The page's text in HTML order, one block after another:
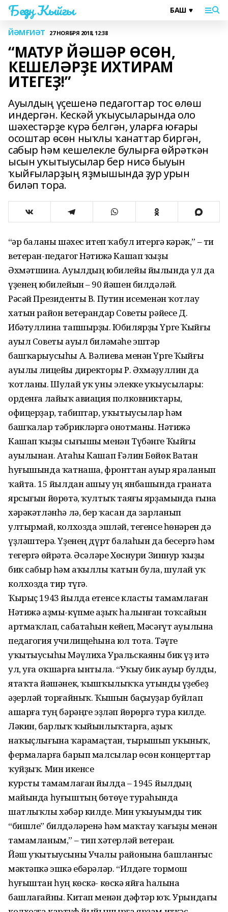
Беҙҙең Ҡыйғы
ЙӘМҒИӘТ 27 НОЯБРЯ 2018, 12:38
“МАТУР ЙӘШӘР ӨСӨН,
КЕШЕЛӘРҘЕ ИХТИРАМ
ИТЕГЕҘ!”
Ауылдың үҫешенә педагогтар тос өлөш
индергән. Кескәй уҡыусыларында оло
шәхестәрҙе күрә белгән, уларға юғары
осоштар өсөн ныҡлы ҡанаттар биргән,
сабыр һәм кешелекле булырға өйрәткән
ысын уҡытыусылар бер нисә быуын
ҡыйғыларҙың яҙмышында ҙур урын
биләп тора.
“Һәр баланы шәхес итеп ҡабул итергә кәрәк,” – ти
ветеран-педагог Нәтижә Кашап ҡыҙы
Әхмәтшина. Ауылдың юбилейы йылында ул да
үҙенең юбилейын – 90 йәшен билдәләй.
Рәсәй Президенты В. Путин исеменән ҡотлау
хатын район ветерандар Советы рәйесе Д.
Ибәтуллина тапшырҙы. Юбилярҙы Үрге Ҡыйғы
ауыл Советы ауыл биләмәһе эштәр
башҡарыусыһы А. Вәлиева менән Үрге Ҡыйғы
ауылы лицейы директоры Р. Әхмәҙуллин да
ҡотланы. Шулай уҡ уны элекке уҡыусылары:
орденға лайыҡ авиация полковниктары,
офицерҙар, табиптар, уҡытыусылар һәм
башҡалар тәбрикләргә онотманы. Нәтижә
Кашап ҡыҙы сығышы менән Түбәнге Ҡыйғы
ауылынан. Атаһы Кашап Ғәлин Бөйөк Ватан
һуғышында ҡатнаша, фронттан ауыр яраланып
ҡайта. 15 йылдан ашыу уң янбашында граната
ярсығын йөрөтә, ҡултыҡ таяғы ярҙамында ғына
хәрәкәтләнһә лә, бер ҡасан да зарланып
ултырмай, колхозда эшләй, тегенсе һөнәрен дә
үҙләштерә. Үҙенең дүрт балаһын да бесергә һәм
тегергә өйрәтә. Әсәләре Хөснури Зиннур ҡыҙы
бик сабыр һәм аҡыллы ҡатын була, шулай уҡ
колхозда тир түгә.
Ҡырыҫ 1943 йылда етенсе класты тамамлаған
Нәтижә аҙмы-күпме аҙыҡ һалынған тоҡсайын
артмаҡлап, сабатаһын кейеп, Мәсәғүт ауылына
педагогия училищеһына юл тота. Тәүге
уҡытыусыһы Мәүлиха Уральскаяны бик үҙ итә
ул, уға оҡшарға ынтыла. “Уҡыу бик ауыр булды,
ятаҡта йәшәнек, ҡышҡылыҡҡа утынды үҙебеҙ
әҙерләй торғайныҡ. Ҡышын баҫыуҙар буйлап
ашарға туң бәрәңге эҙләп йөрөргә тура килде.
Ләкин, барлыҡ ҡыйынлыҡтарға, аҙыҡ
наҡыҫлығына ҡарамаҫтан, тырышып уҡыныҡ,
фермаларға барып малсылар өсөн концерттар
ҡуйҙыҡ. Мин икенсе
курсты тамамлаған йылда – 1945 йылдың
майында һуғыштың бөтөүе тураһында
шатлыҡлы хәбәр килде. Мин уҡыуымды тик
“бишле” билдәләренә һәм маҡтау ҡағыҙы менән
тамамланым,” – тип хәтерләй ветеран.
Йәш уҡытыусыны Учалы районына башланғыс
мәктәпкә эшкә ебәрәләр. “Илдәге тормош
һуғыштан һуң көскә- көскә яйға һалына
башлағайны. Китап менән дәфтәр юҡ. Урындағы